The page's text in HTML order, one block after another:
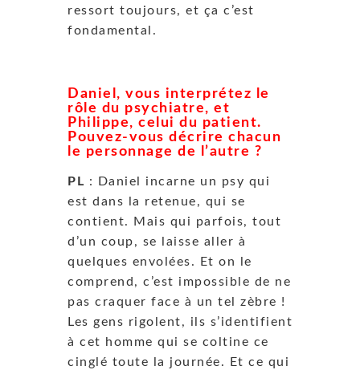
ressort toujours, et ça c’est
fondamental.
Daniel, vous interprétez le
rôle du psychiatre, et
Philippe, celui du patient.
Pouvez-vous décrire chacun
le personnage de l’autre ?
PL : Daniel incarne un psy qui
est dans la retenue, qui se
contient. Mais qui parfois, tout
d’un coup, se laisse aller à
quelques envolées. Et on le
comprend, c’est impossible de ne
pas craquer face à un tel zèbre !
Les gens rigolent, ils s’identifient
à cet homme qui se coltine ce
cinglé toute la journée. Et ce qui